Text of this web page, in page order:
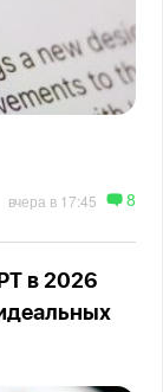
вчера в 17:45 8
в 2026